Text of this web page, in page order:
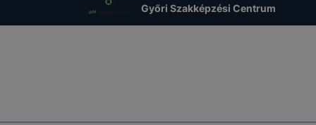
Győri Szakképzési Centrum
kat, ezt megteheti.